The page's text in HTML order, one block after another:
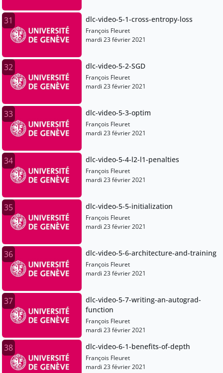
31 dlc-video-5-1-cross-entropy-loss
François Fleuret
mardi 23 février 2021
32 dlc-video-5-2-SGD
François Fleuret
mardi 23 février 2021
33 dlc-video-5-3-optim
François Fleuret
mardi 23 février 2021
34 dlc-video-5-4-l2-l1-penalties
François Fleuret
mardi 23 février 2021
35 dlc-video-5-5-initialization
François Fleuret
mardi 23 février 2021
36 dlc-video-5-6-architecture-and-training
François Fleuret
mardi 23 février 2021
37
dlc-video-5-7-writing-an-autograd-
function
François Fleuret
mardi 23 février 2021
38 dlc-video-6-1-benefits-of-depth
François Fleuret
mardi 23 février 2021